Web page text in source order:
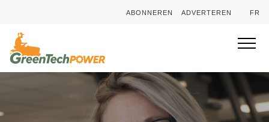
ABONNEREN ADVERTEREN FR